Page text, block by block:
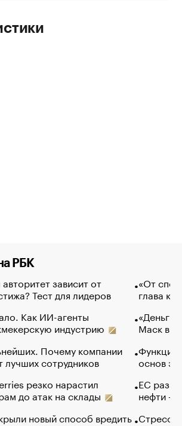
РБК
зависит от
Тест для лидеров
Как ИИ-агенты
индустрию
Почему компании
лучших сотрудников
резко нарастил
до атак на склады
новый способ вредить
«От
глава
«Деньги
Маск в
Функции
основ
ЕС
нефти —
Стресс